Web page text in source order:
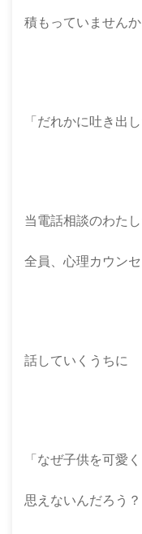
積もっていませんか
「だれかに吐き出
当電話相談のわた
全員、心理カウンセ
話していくうちに
「なぜ子供を可愛く
思えないんだろう？